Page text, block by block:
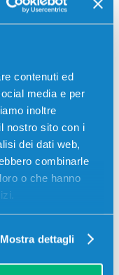
contenuti ed
media e per
inoltre
nostro sito con i
dei dati web,
combinarle
o che hanno
Mostra dettagli
9000
7400